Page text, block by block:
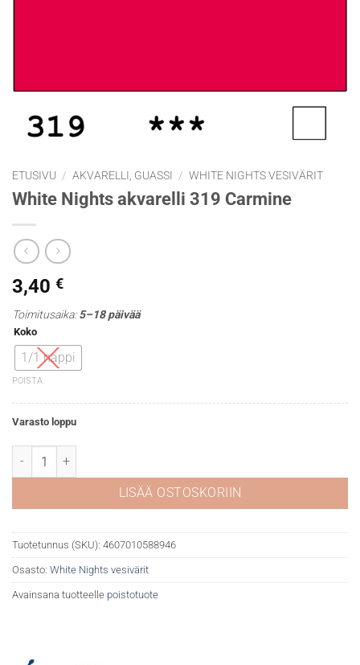
ETUSIVU / AKVARELLI, GUASSI / WHITE NIGHTS VESIVÄRIT
White Nights akvarelli 319 Carmine
3,40 €
Toimitusaika:5–18 päivää
Koko
1/1 nappi
POISTA
Varasto loppu
White Nights akvarelli 319 Carmine määrä
LISÄÄ OSTOSKORIIN
Tuotetunnus (SKU): 4607010588946
Osasto: White Nights vesivärit
Avainsana tuotteelle poistotuote